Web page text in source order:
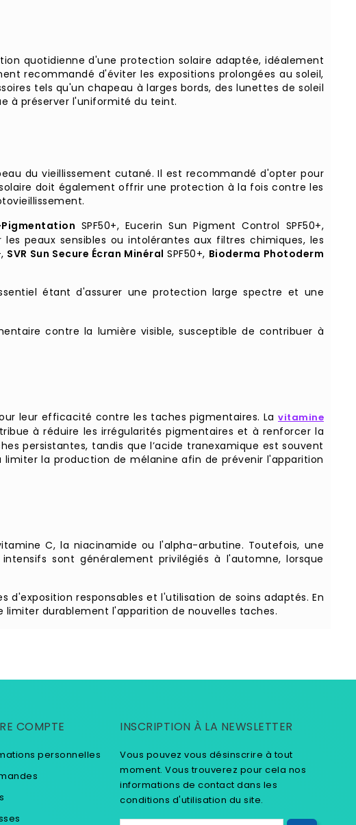
quotidienne d'une protection solaire adaptée, idéalement
recommandé d'éviter les expositions prolongées au soleil,
tels qu'un chapeau à larges bords, des lunettes de soleil
à préserver l'uniformité du teint.
du vieillissement cutané. Il est recommandé d'opter pour
doit également offrir une protection à la fois contre les
SPF50+, Eucerin Sun Pigment Control SPF50+,
les peaux sensibles ou intolérantes aux filtres chimiques, les
SVR Sun Secure Écran Minéral SPF50+, Bioderma Photoderm
étant d'assurer une protection large spectre et une
contre la lumière visible, susceptible de contribuer à
leur efficacité contre les taches pigmentaires. La vitamine
à réduire les irrégularités pigmentaires et à renforcer la
persistantes, tandis que l’acide tranexamique est souvent
la production de mélanine afin de prévenir l'apparition
C, la niacinamide ou l'alpha-arbutine. Toutefois, une
sont généralement privilégiés à l'automne, lorsque
responsables et l'utilisation de soins adaptés. En
durablement l'apparition de nouvelles taches.
COMPTE
personnelles
INSCRIPTION À LA NEWSLETTER
Vous pouvez vous désinscrire à tout
moment. Vous trouverez pour cela nos
informations de contact dans les
conditions d'utilisation du site.